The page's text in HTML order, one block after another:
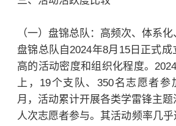
（一）盘锦总队：高频次、体系
盘锦总队自2024年8月15日正式
高的活动密度和组织化程度。
上，19个支队、350名志愿者参
月，活动累计开展各类学雷锋主
人次志愿者参与。其活动频率几